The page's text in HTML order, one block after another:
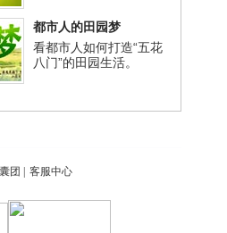
都市人的田园梦
看都市人如何打造“五花
八门”的田园生活。
团 客服中心